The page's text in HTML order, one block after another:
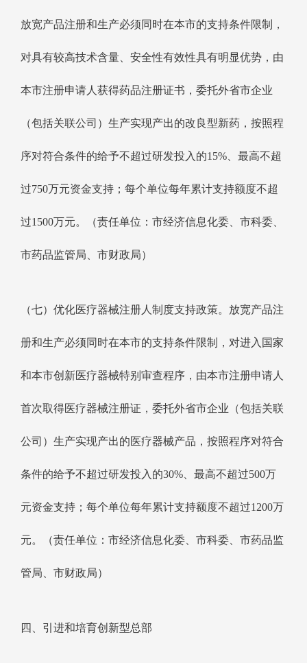
放宽产品注册和生产必须同时在本市的支持条件限制，
对具有较高技术含量、安全性有效性具有明显优势，由
本市注册申请人获得药品注册证书，委托外省市企业
（包括关联公司）生产实现产出的改良型新药，按照程
序对符合条件的给予不超过研发投入的15%、最高不超
过750万元资金支持；每个单位每年累计支持额度不超
过1500万元。（责任单位：市经济信息化委、市科委、
市药品监管局、市财政局）
（七）优化医疗器械注册人制度支持政策。放宽产品注
册和生产必须同时在本市的支持条件限制，对进入国家
和本市创新医疗器械特别审查程序，由本市注册申请人
首次取得医疗器械注册证，委托外省市企业（包括关联
公司）生产实现产出的医疗器械产品，按照程序对符合
条件的给予不超过研发投入的30%、最高不超过500万
元资金支持；每个单位每年累计支持额度不超过1200万
元。（责任单位：市经济信息化委、市科委、市药品监
管局、市财政局）
四、引进和培育创新型总部